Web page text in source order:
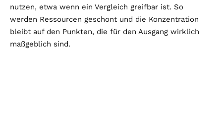
nutzen, etwa wenn ein Vergleich greifbar ist. So
werden Ressourcen geschont und die Konzentration
bleibt auf den Punkten, die für den Ausgang wirklich
maßgeblich sind.